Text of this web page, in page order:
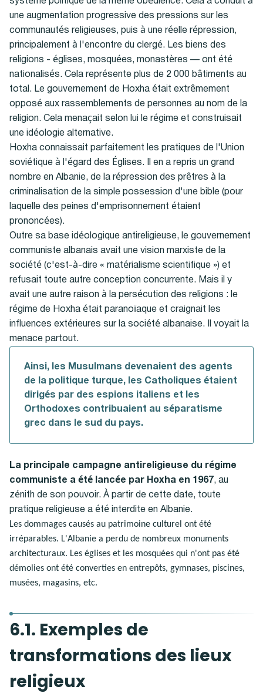
une augmentation progressive des pressions sur les
communautés religieuses, puis à une réelle répression,
principalement à l'encontre du clergé. Les biens des
religions - églises, mosquées, monastères — ont été
nationalisés. Cela représente plus de 2 000 bâtiments au
total. Le gouvernement de Hoxha était extrêmement
opposé aux rassemblements de personnes au nom de la
religion. Cela menaçait selon lui le régime et construisait
une idéologie alternative.
Hoxha connaissait parfaitement les pratiques de l'Union
soviétique à l'égard des Églises. Il en a repris un grand
nombre en Albanie, de la répression des prêtres à la
criminalisation de la simple possession d'une bible (pour
laquelle des peines d'emprisonnement étaient
prononcées).
Outre sa base idéologique antireligieuse, le gouvernement
communiste albanais avait une vision marxiste de la
société (c'est-à-dire « matérialisme scientifique ») et
refusait toute autre conception concurrente. Mais il y
avait une autre raison à la persécution des religions : le
régime de Hoxha était paranoïaque et craignait les
influences extérieures sur la société albanaise. Il voyait la
menace partout.
Ainsi, les Musulmans devenaient des agents
de la politique turque, les Catholiques étaient
dirigés par des espions italiens et les
Orthodoxes contribuaient au séparatisme
grec dans le sud du pays.
La principale campagne antireligieuse du régime
communiste a été lancée par Hoxha en 1967, au
zénith de son pouvoir. À partir de cette date, toute
pratique religieuse a été interdite en Albanie.
Les dommages causés au patrimoine culturel ont été
irréparables. L'Albanie a perdu de nombreux monuments
architecturaux. Les églises et les mosquées qui n'ont pas été
démolies ont été converties en entrepôts, gymnases, piscines,
musées, magasins, etc.
6.1. Exemples de
transformations des lieux
religieux